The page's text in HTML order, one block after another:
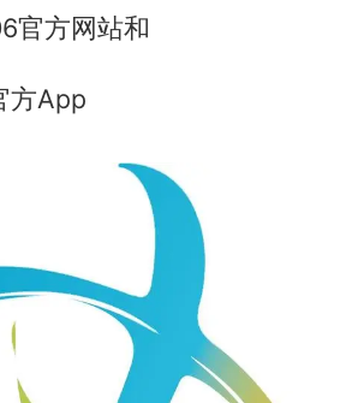
官方网站和
方App